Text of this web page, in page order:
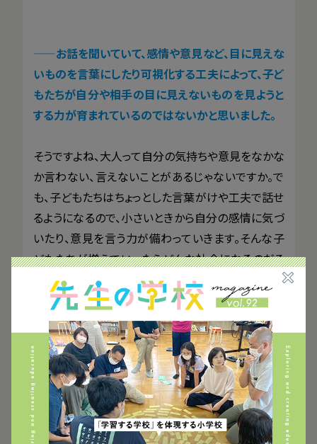
——お話を聞いていて、感情や意見など、目に見えな
いものを言葉にしたり可視化する工夫によって、子ど
もたちが自分や相手の目に見えないものを見ようと
する力が育まれているのではないかと思いました。
そうですよね、大人って自分の気持ちや意見をなかな
か言わない、言えないことがあるじゃないですか。で
も、子どもたちはちょっとした言葉がけや工夫で話せ
るようになるので、小さいときから自分の感情に気づ
いたり、意見を言う力が備わっていきます。そんな子
どもたちが増えていったらどんな社会になるのだろ
うと、いつもワクワク想像しています。